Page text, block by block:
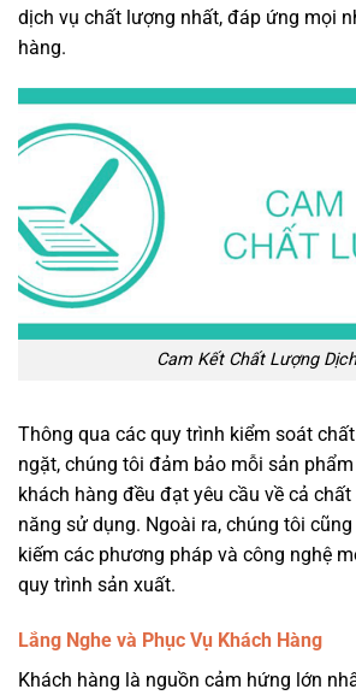
dịch vụ chất lượng nhất, đáp ứng mọi
hàng.
Cam Kết Chất Lượng
Thông qua các quy trình kiểm soát
ngặt, chúng tôi đảm bảo mỗi sản
khách hàng đều đạt yêu cầu về cả
năng sử dụng. Ngoài ra, chúng tôi
kiếm các phương pháp và công nghệ
quy trình sản xuất.
Lắng Nghe và Phục Vụ Khách Hàng
Khách hàng là nguồn cảm hứng lớn